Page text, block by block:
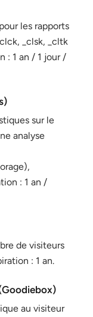
les rapports
_clsk, _cltk
: 1 an / 1 jour /
sur le
analyse
: 1 an /
de visiteurs
: 1 an.
au visiteur